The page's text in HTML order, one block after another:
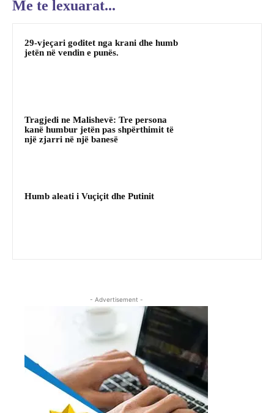
Me te lexuarat...
29-vjeçari goditet nga krani dhe humb
jetën në vendin e punës.
Tragjedi ne Malishevë: Tre persona
kanë humbur jetën pas shpërthimit të
një zjarri në një banesë
Humb aleati i Vuçiçit dhe Putinit
- Advertisement -